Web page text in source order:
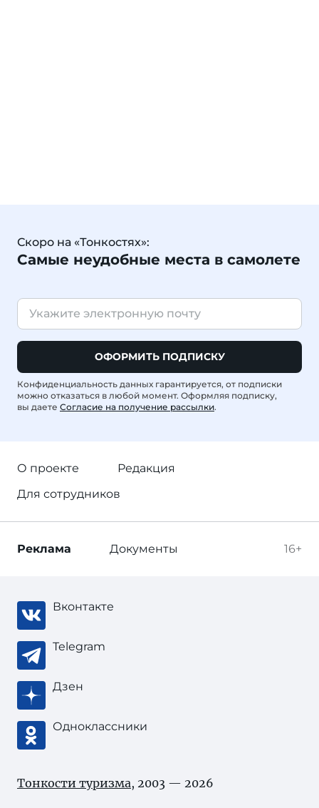
Скоро на «Тонкостях»:
Самые неудобные места в самолете
ОФОРМИТЬ ПОДПИСКУ
Конфиденциальность данных гарантируется, от подписки
можно отказаться в любой момент. Оформляя подписку,
вы даете Согласие на получение рассылки.
О проекте
Редакция
Для сотрудников
16+
Реклама Документы
Вконтакте
Telegram
Дзен
Одноклассники
Тонкости туризма, 2003 — 2026